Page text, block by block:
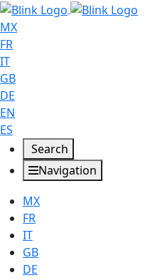
MX
FR
IT
GB
DE
EN
ES
Search
Navigation
MX
FR
IT
GB
DE